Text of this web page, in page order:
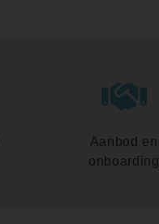
Aanbod en
onboarding